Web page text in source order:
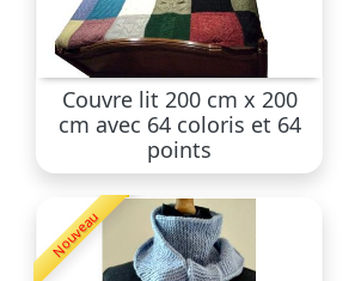
Couvre lit 200 cm x 200
cm avec 64 coloris et 64
points
Nouveau